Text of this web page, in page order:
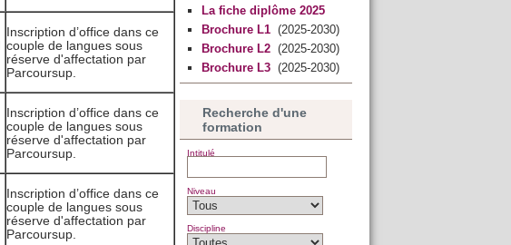
Inscription d’office dans ce
couple de langues sous
réserve d'affectation par
Parcoursup.
Inscription d’office dans ce
couple de langues sous
réserve d'affectation par
Parcoursup.
Inscription d’office dans ce
couple de langues sous
réserve d'affectation par
Parcoursup.
La fiche diplôme 2025
Brochure L1 (2025-2030)
Brochure L2 (2025-2030)
Brochure L3 (2025-2030)
Recherche d'une
formation
Intitulé
Niveau
Discipline